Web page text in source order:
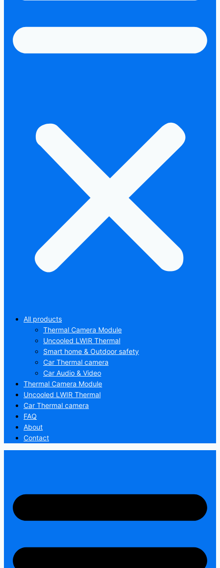
All products
Thermal Camera Module
Uncooled LWIR Thermal
Smart home & Outdoor safety
Car Thermal camera
Car Audio & Video
Thermal Camera Module
Uncooled LWIR Thermal
Car Thermal camera
FAQ
About
Contact